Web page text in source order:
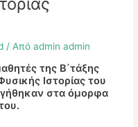
/ Απόadmin admin
της Β΄τάξης
Ιστορίας του
στα όμορφα